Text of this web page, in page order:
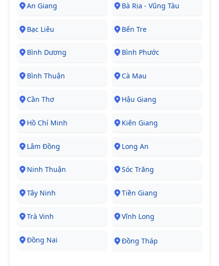
An Giang Bà Rịa - Vũng Tàu
Bạc Liêu Bến Tre
Bình Dương Bình Phước
Bình Thuận Cà Mau
Cần Thơ Hậu Giang
Hồ Chí Minh Kiên Giang
Lâm Đồng Long An
Ninh Thuận Sóc Trăng
Tây Ninh Tiền Giang
Trà Vinh Vĩnh Long
Đồng Nai Đồng Tháp